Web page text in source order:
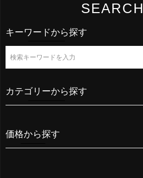
SEARCH
キーワードから探す
カテゴリーから探す
価格から探す